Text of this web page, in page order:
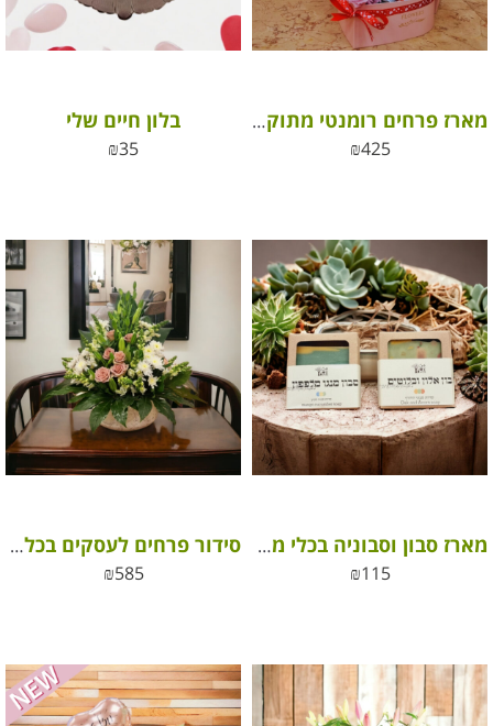
מארז פרחים רומנטי מתוק עם שוקולדים ובלון
₪425
בלון חיים שלי
₪35
מארז סבון וסבוניה בכלי מעוצב
₪115
סידור פרחים לעסקים בכלי קרמיקה מהודר
₪585